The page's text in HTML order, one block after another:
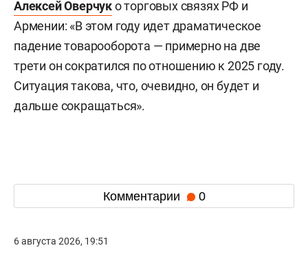
Алексей Оверчуко торговых связях РФ и
Армении: «В этом году идет драматическое
падение товарооборота — примерно на две
трети он сократился по отношению к 2025 году.
Ситуация такова, что, очевидно, он будет и
дальше сокращаться».
Комментарии 0
6 августа 2026, 19:51